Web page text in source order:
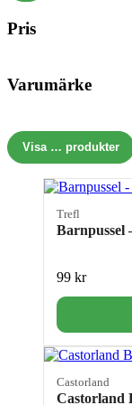
Pris
Varumärke
Visa … produkter
Trefl
Barnpussel
99 kr
Castorland
Castorland